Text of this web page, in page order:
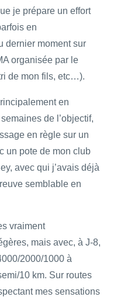
je prépare un effort
en
dernier moment sur
organisée par le
de mon fils, etc…).
en
de l’objectif,
en règle sur un
un pote de mon club
avec qui j’avais déjà
semblable en
vraiment
mais avec, à J-8,
2000/1000 à
10 km. Sur routes
mes sensations